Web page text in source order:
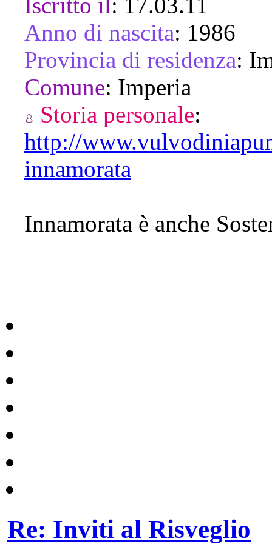
Anno di nascita: 1986
Provincia di residenza:
Comune: Imperia
Storia personale:
http://
innamorata
Innamorata è anche
Re: Inviti al Risveglio